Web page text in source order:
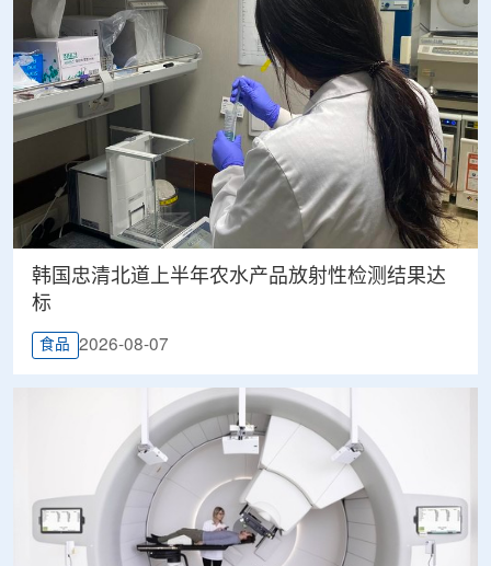
韩国忠清北道上半年农水产品放射性检测结果达
标
食品 2026-08-07